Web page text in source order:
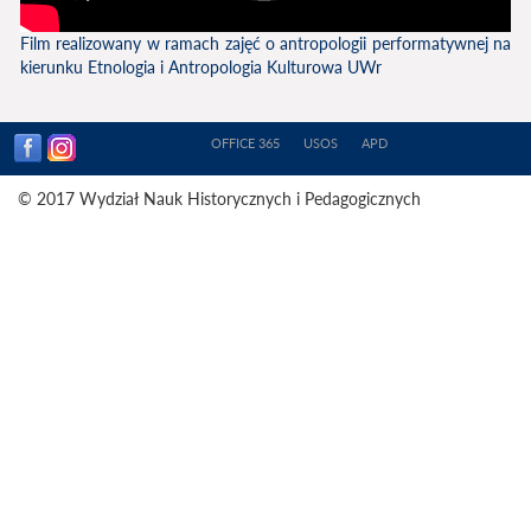
Film realizowany w ramach zajęć o antropologii performatywnej na
kierunku Etnologia i Antropologia Kulturowa UWr​
OFFICE 365 USOS APD
© 2017 Wydział Nauk Historycznych i Pedagogicznych